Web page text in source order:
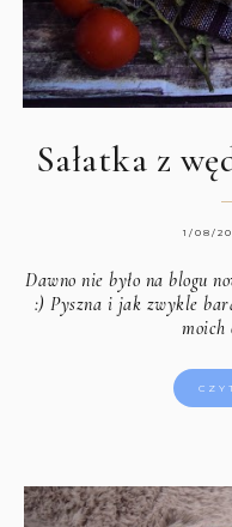
Sałatka z
1/08/
Dawno nie było na blogu
:) Pyszna i jak zwykle